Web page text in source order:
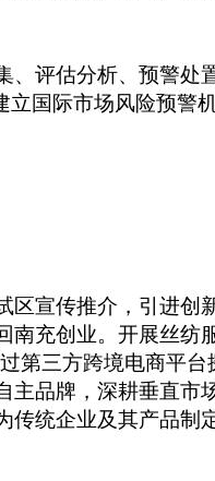
评估分析、预警
立国际市场风险预警
宣传推介，引进
南充创业。开展丝纺
第三方跨境电商平
品牌，深耕垂直市
统企业及其产品